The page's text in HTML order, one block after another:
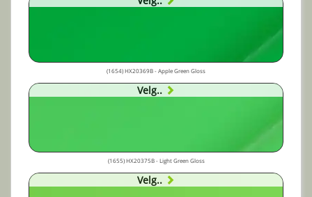
(1654) HX20369B - Apple Green Gloss
Velg..
(1655) HX20375B - Light Green Gloss
Velg..